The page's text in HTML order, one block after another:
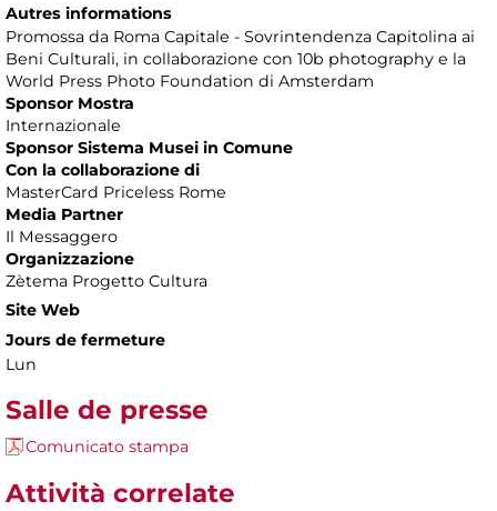
Autres informations
Promossa da Roma Capitale - Sovrintendenza Capitolina ai
Beni Culturali, in collaborazione con 10b photography e la
World Press Photo Foundation di Amsterdam
Sponsor Mostra
Internazionale
Sponsor Sistema Musei in Comune
Con la collaborazione di
MasterCard Priceless Rome
Media Partner
Il Messaggero
Organizzazione
Zètema Progetto Cultura
Site Web
Jours de fermeture
Lun
Salle de presse
Comunicato stampa
Attività correlate